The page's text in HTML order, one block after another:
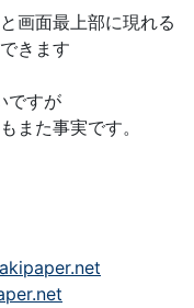
画面最上部に現れる
きます
ですが
また事実です。